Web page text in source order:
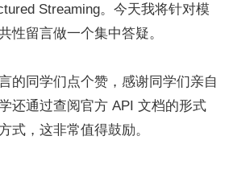
Streaming。今天我将针对模
性留言做一个集中答疑。
的同学们点个赞，感谢同学们亲自
还通过查阅官方 API 文档的形式
式，这非常值得鼓励。